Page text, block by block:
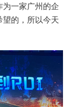
一家广州的企
的，所以今天